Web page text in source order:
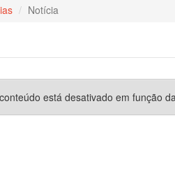
Notícia
está desativado em função